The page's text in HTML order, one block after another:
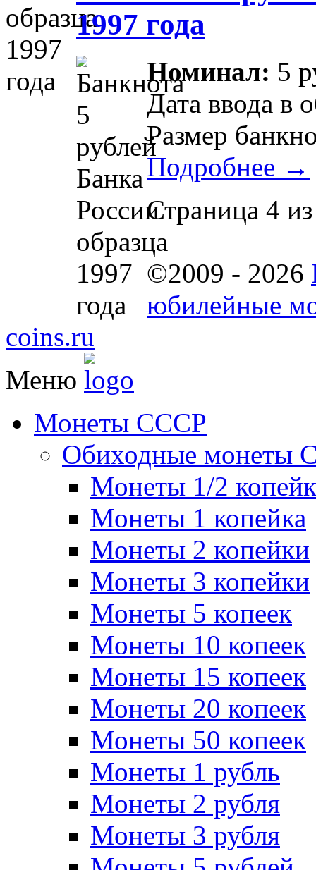
1997 года
Номинал: 5
Дата ввода в
Размер
Подробнее →
Страница 4
©2009 - 2026
юбилейные
coins.ru
Меню
Монеты СССР
Обиходные монеты
Монеты 1/2
Монеты 1 копейка
Монеты 2 копейки
Монеты 3 копейки
Монеты 5 копеек
Монеты 10 копеек
Монеты 15 копеек
Монеты 20 копеек
Монеты 50 копеек
Монеты 1 рубль
Монеты 2 рубля
Монеты 3 рубля